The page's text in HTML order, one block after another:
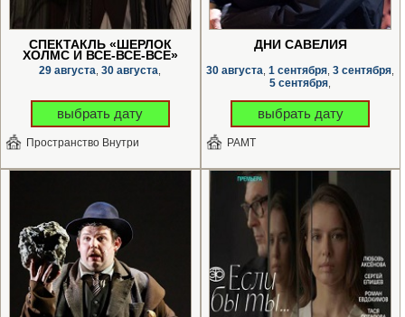
СПЕКТАКЛЬ «ШЕРЛОК
ХОЛМС И ВСЕ-ВСЕ-ВСЕ»
29 августа 30 августа
выбрать дату
Пространство Внутри
ДНИ САВЕЛИЯ
30 августа 1 сентября 3 сентября
5 сентября
выбрать дату
РАМТ